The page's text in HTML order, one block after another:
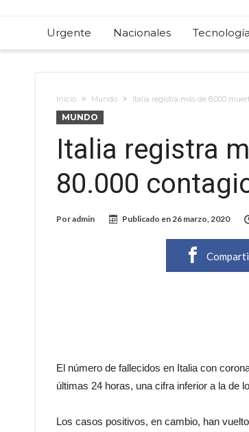
Urgente Nacionales Tecnología
Inicio Mundo Italia registra más de 8.000
MUNDO
Italia registra
80.000
Poradmin Publicado en26 marzo, 2020
El número de fallecidos en Italia con
últimas 24 horas, una cifra inferior a la de
Los casos positivos, en cambio, han